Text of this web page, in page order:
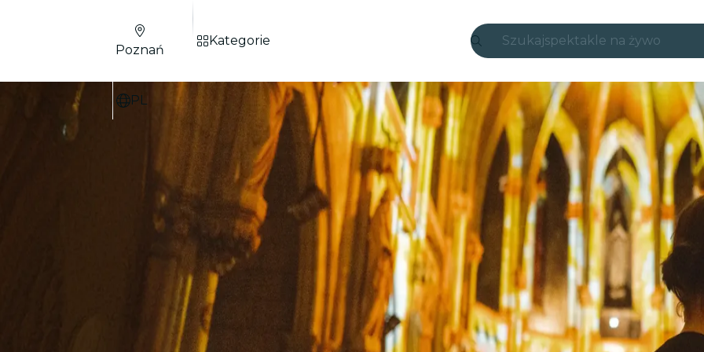
Szukajspektakle na żywo
Candlelight
Londyn
wydarzenia i miasta
São Paulo
wystawy
Seul
wycieczki miejskie
Poznań
PL
Kategorie